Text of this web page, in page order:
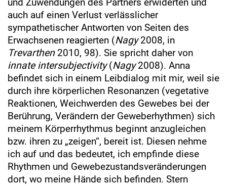
und Zuwendungen des Partners erwiderten und
auch auf einen Verlust verlässlicher
sympathetischer Antworten von Seiten des
Erwachsenen reagierten (Nagy2008, in
Trevarthen2010, 98). Sie spricht daher von
innate intersubjectivity(Nagy2008). Anna
befindet sich in einem Leibdialog mit mir, weil sie
durch ihre körperlichen Resonanzen (vegetative
Reaktionen, Weichwerden des Gewebes bei der
Berührung, Verändern der Geweberhythmen) sich
meinem Körperrhythmus beginnt anzugleichen
bzw. ihren zu „zeigen“, bereit ist. Diesen nehme
ich auf und das bedeutet, ich empfinde diese
Rhythmen und Gewebezustandsveränderungen
dort, wo meine Hände sich befinden. Stern